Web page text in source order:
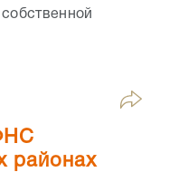
районах